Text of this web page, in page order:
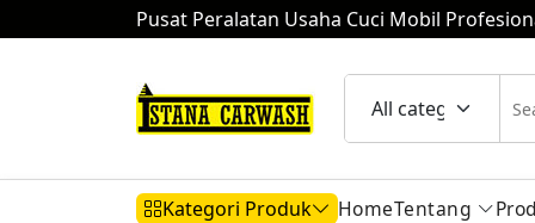
Pusat Peralatan Usaha Cuci Mobil
Kategori Produk HomeTentang